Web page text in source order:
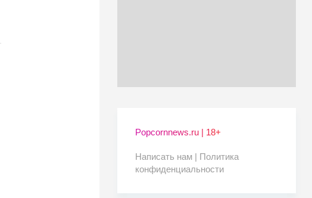
Popcornnews.ru | 18+
Написать нам | Политика
конфиденциальности